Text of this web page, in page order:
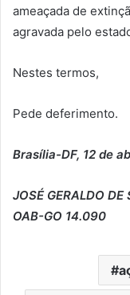
ameaçada de
agravada pelo
Nestes termos,
Pede deferimento.
Brasília-DF, 12 de
JOSÉ GERALDO
OAB-GO 14.090